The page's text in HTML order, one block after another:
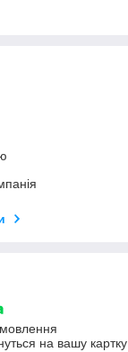
на вашу картку